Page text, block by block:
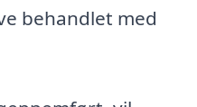
behandlet med